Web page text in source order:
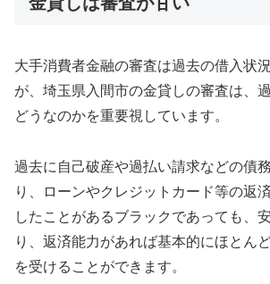
大手消費者金融の審査は過去の借入状
が、埼玉県入間市の金貸しの審査は、
どうなのかを重要視しています。
過去に自己破産や過払い請求などの債
り、ローンやクレジットカード等の返
したことがあるブラックであっても、
り、返済能力があれば基本的にほとん
を受けることができます。